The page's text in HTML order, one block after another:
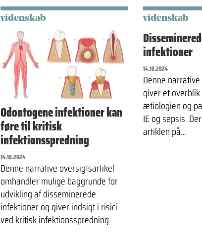
videnskab
Odontogene infektioner kan
føre til kritisk
infektionsspredning
14.10.2024
Denne narrative oversigtsartikel
omhandler mulige baggrunde for
udvikling af disseminerede
infektioner og giver indsigt i risici
ved kritisk infektionsspredning.
videnskab
infektioner
14.10.2024
Denne
giver et
ætiologien og
IE og sepsis.
artiklen på…